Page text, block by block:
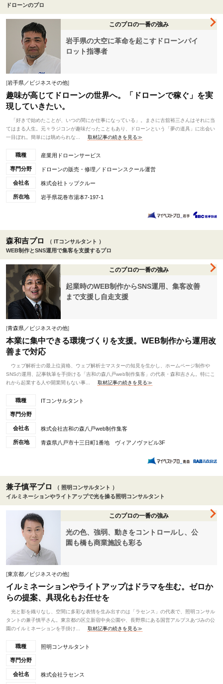
ドローンのプロ
このプロの一番の強み
岩手県の大空に革命を起こすドローンパイ
ロット指導者
[岩手県／ビジネスその他]
趣味が高じてドローンの世界へ。「ドローンで稼ぐ」を実
現していきたい。
「好きで始めたことが、いつの間にか仕事になっている」。まさに古舘裕三さんはそれに当
てはまる人生。元々ラジコンが趣味だったこともあり、ドローンという「夢の道具」に出会い
一目ぼれ。簡単には眺められな...
取材記事の続きを見る≫
職種 産業用ドローンサービス
専門分野 ドローンの販売・修理／ドローンスクール運営
会社名 株式会社トップクルー
所在地 岩手県花巻市湯本7-197-1
森和吉プロ
（ ITコンサルタント ）
WEB制作とSNS運用で集客を支援するプロ
このプロの一番の強み
起業時のWEB制作からSNS運用、集客改善
まで支援し自走支援
[青森県／ビジネスその他]
本業に集中できる環境づくりを支援。WEB制作から運用改
善まで対応
ウェブ解析士の最上位資格、ウェブ解析士マスターの知見を生かし、ホームページ制作や
SNSの運用、記事執筆を手掛ける「吉和の森八戸web制作集客」の代表・森和吉さん。特にこ
れから起業する人や開業間もない事...
取材記事の続きを見る≫
職種 ITコンサルタント
専門分野
会社名 株式会社吉和の森八戸web制作集客
所在地 青森県八戸市十三日町1番地 ヴィアノヴァビル3F
兼子慎平プロ
（ 照明コンサルタント ）
イルミネーションやライトアップで光を操る照明コンサルタント
このプロの一番の強み
光の色、強弱、動きをコントロールし、公
園も橋も商業施設も彩る
[東京都／ビジネスその他]
イルミネーションやライトアップはドラマを生む。ゼロか
らの提案、具現化もお任せを
光と影を織りなし、空間に多彩な表情を生み出すのは「ラセンス」の代表で、照明コンサル
タントの兼子慎平さん。東京都の区立新宿中央公園や、長野県にある国営アルプスあづみの公
園のイルミネーションを手掛け...
取材記事の続きを見る≫
職種 照明コンサルタント
専門分野
会社名 株式会社ラセンス